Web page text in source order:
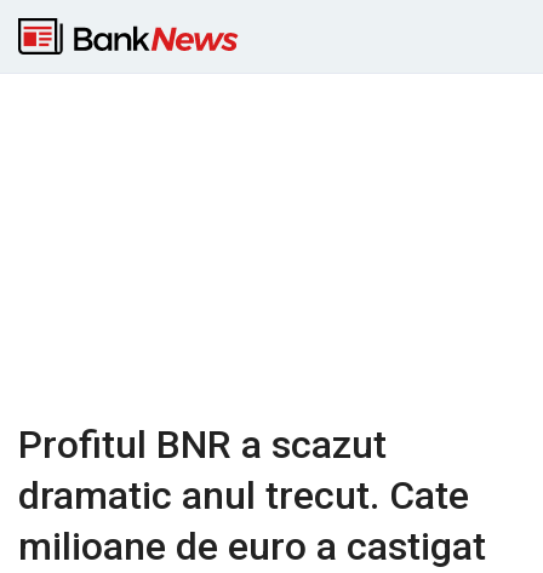
Profitul BNR a scazut
dramatic anul trecut. Cate
milioane de euro a castigat